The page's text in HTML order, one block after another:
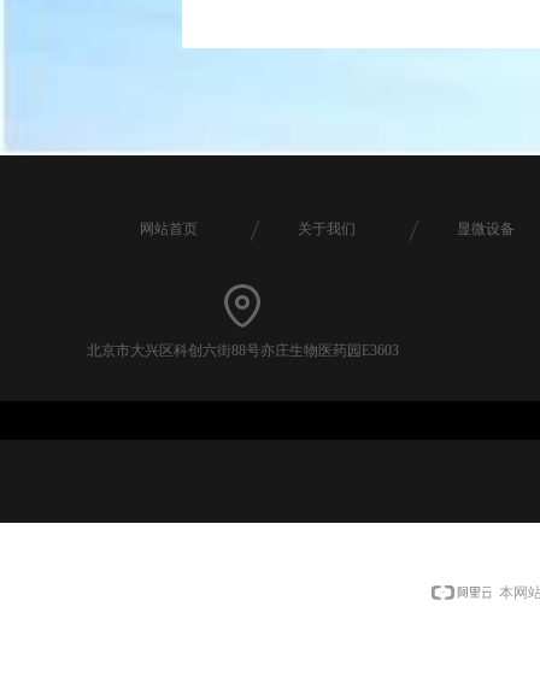
北京市大兴区科创六街88号亦庄生物医药园E3603
网站首页 关于我们 显微设备
本网